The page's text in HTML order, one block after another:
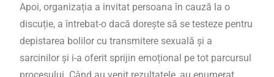
Apoi, organizația a invitat persoana în cauză la o
discuție, a întrebat-o dacă dorește să se testeze pentru
depistarea bolilor cu transmitere sexuală și a
sarcinilor și i-a oferit sprijin emoțional pe tot parcursul